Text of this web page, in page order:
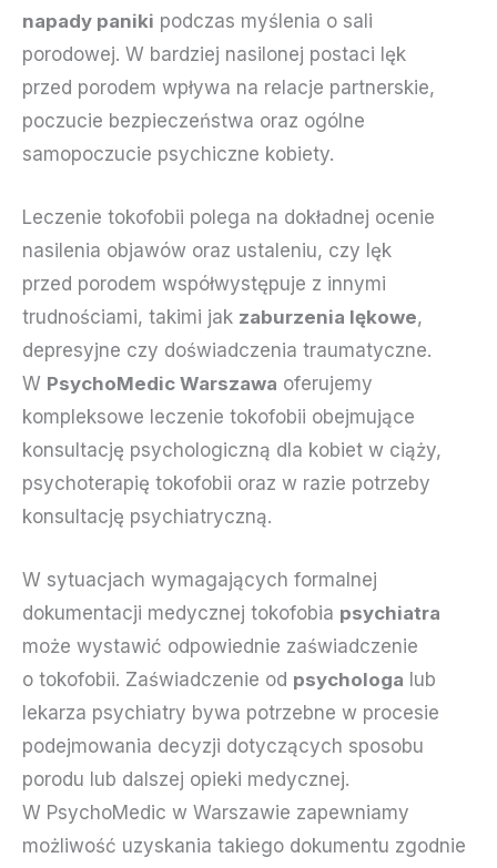
napady paniki podczas myślenia o sali
porodowej. W bardziej nasilonej postaci lęk
przed porodem wpływa na relacje partnerskie,
poczucie bezpieczeństwa oraz ogólne
samopoczucie psychiczne kobiety.
Leczenie tokofobii polega na dokładnej ocenie
nasilenia objawów oraz ustaleniu, czy lęk
przed porodem współwystępuje z innymi
trudnościami, takimi jak zaburzenia lękowe,
depresyjne czy doświadczenia traumatyczne.
W PsychoMedic Warszawa oferujemy
kompleksowe leczenie tokofobii obejmujące
konsultację psychologiczną dla kobiet w ciąży,
psychoterapię tokofobii oraz w razie potrzeby
konsultację psychiatryczną.
W sytuacjach wymagających formalnej
dokumentacji medycznej tokofobia psychiatra
może wystawić odpowiednie zaświadczenie
o tokofobii. Zaświadczenie od psychologa lub
lekarza psychiatry bywa potrzebne w procesie
podejmowania decyzji dotyczących sposobu
porodu lub dalszej opieki medycznej.
W PsychoMedic w Warszawie zapewniamy
możliwość uzyskania takiego dokumentu zgodnie